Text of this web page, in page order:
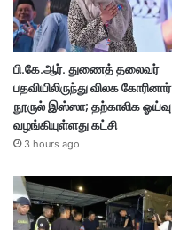
பி.கே.ஆர். துணைத் தலைவர்
பதவியிலிருந்து விலக கோரினார்
நூருல் இஸ்ஸா; தற்காலிக ஓய்வு
வழங்கியுள்ளது கட்சி
3 hours ago